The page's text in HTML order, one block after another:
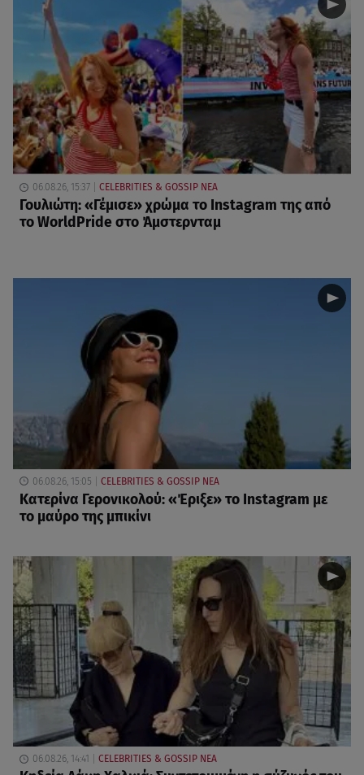
06.08.26, 15:37 CELEBRITIES & GOSSIP ΝΕΑ
Γουλιώτη: «Γέμισε» χρώμα το Instagram της από
το WorldPride στο Άμστερνταμ
06.08.26, 15:05 CELEBRITIES & GOSSIP ΝΕΑ
Κατερίνα Γερονικολού: «Έριξε» το Instagram με
το μαύρο της μπικίνι
06.08.26, 14:41 CELEBRITIES & GOSSIP ΝΕΑ